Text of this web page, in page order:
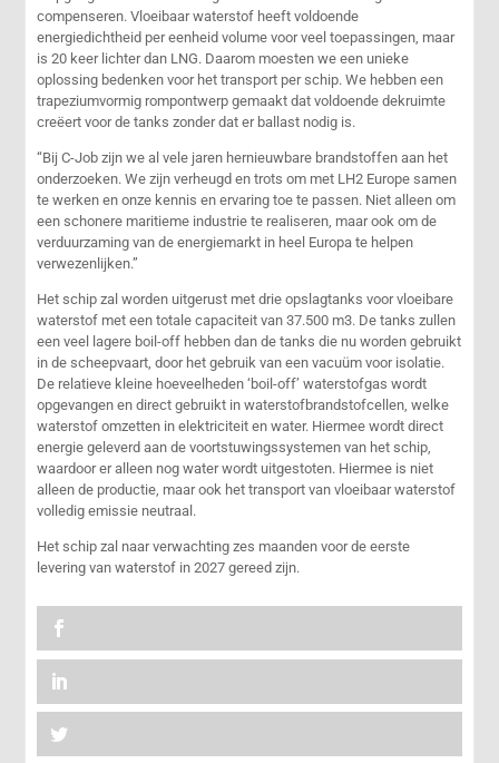
compenseren. Vloeibaar waterstof heeft voldoende
energiedichtheid per eenheid volume voor veel toepassingen, maar
is 20 keer lichter dan LNG. Daarom moesten we een unieke
oplossing bedenken voor het transport per schip. We hebben een
trapeziumvormig rompontwerp gemaakt dat voldoende dekruimte
creëert voor de tanks zonder dat er ballast nodig is.
“Bij C-Job zijn we al vele jaren hernieuwbare brandstoffen aan het
onderzoeken. We zijn verheugd en trots om met LH2 Europe samen
te werken en onze kennis en ervaring toe te passen. Niet alleen om
een schonere maritieme industrie te realiseren, maar ook om de
verduurzaming van de energiemarkt in heel Europa te helpen
verwezenlijken.”
Het schip zal worden uitgerust met drie opslagtanks voor vloeibare
waterstof met een totale capaciteit van 37.500 m3. De tanks zullen
een veel lagere boil-off hebben dan de tanks die nu worden gebruikt
in de scheepvaart, door het gebruik van een vacuüm voor isolatie.
De relatieve kleine hoeveelheden ‘boil-off’ waterstofgas wordt
opgevangen en direct gebruikt in waterstofbrandstofcellen, welke
waterstof omzetten in elektriciteit en water. Hiermee wordt direct
energie geleverd aan de voortstuwingssystemen van het schip,
waardoor er alleen nog water wordt uitgestoten. Hiermee is niet
alleen de productie, maar ook het transport van vloeibaar waterstof
volledig emissie neutraal.
Het schip zal naar verwachting zes maanden voor de eerste
levering van waterstof in 2027 gereed zijn.